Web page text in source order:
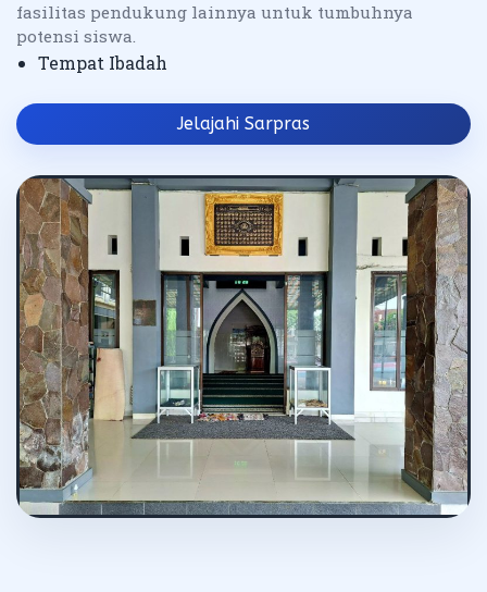
fasilitas pendukung lainnya untuk tumbuhnya
potensi siswa.
Tempat Ibadah
Jelajahi Sarpras